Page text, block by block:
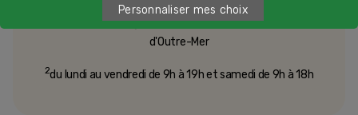
Service et appel gratuits en France hors collectivités
d'Outre-Mer​
2du lundi au vendredi de 9h à 19h et samedi de 9h à 18h
Personnaliser mes choix